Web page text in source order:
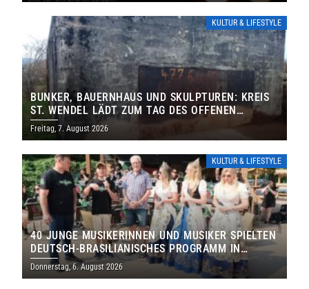
KULTUR & LIFESTYLE
BUNKER, BAUERNHAUS UND SKULPTUREN: KREIS
ST. WENDEL LÄDT ZUM TAG DES OFFENEN
DENKMALS EIN
Freitag, 7. August 2026
KULTUR & LIFESTYLE
40 JUNGE MUSIKERINNEN UND MUSIKER SPIELTEN
DEUTSCH-BRASILIANISCHES PROGRAMM IN
THOLEY
Donnerstag, 6. August 2026